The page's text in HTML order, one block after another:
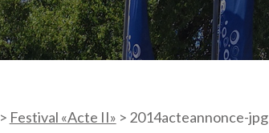
> Festival «Acte II» > 2014acteannonce-jpg